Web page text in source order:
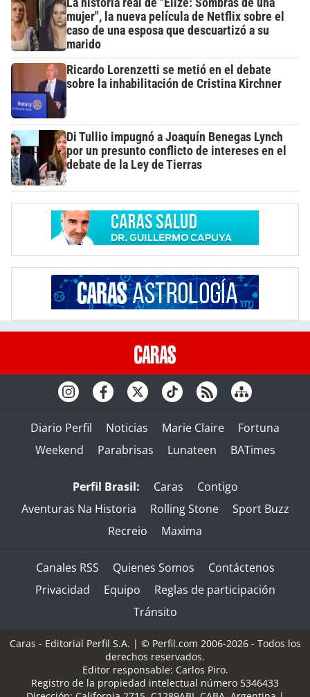
La historia real de "Elize: Sombras de una
mujer", la nueva película de Netflix sobre el
caso de una esposa que descuartizó a su
marido
Ricardo Lorenzetti se metió en el debate
sobre la inhabilitación de Cristina Kirchner
Di Tullio impugnó a Joaquín Benegas Lynch
por un presunto conflicto de intereses en el
debate de la Ley de Tierras
Diario Perfil Noticias Marie Claire
Fortuna
Weekend
Parabrisas Lunateen BATimes
Perfil Brasil: Caras
Contigo
Aventuras Na Historia
Rolling Stone
Sport Buzz
Recreio
Maxima
Canales RSS Quienes Somos
Contáctenos
Privacidad
Equipo
Reglas de participación
Tránsito
Caras - Editorial Perfil S.A. | © Perfil.com 2006-2026 - Todos los
derechos reservados.
Editor responsable: Carlos Piro.
Registro de la propiedad intelectual número 5346433